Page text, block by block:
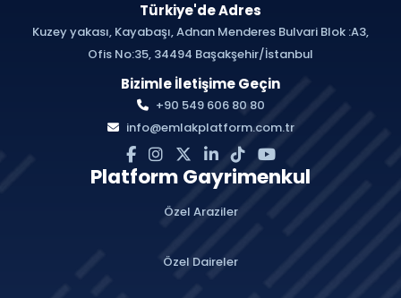
Türkiye'de Adres
Kuzey yakası, Kayabaşı, Adnan Menderes Bulvari Blok :A3,
Ofis No:35, 34494 Başakşehir/İstanbul
Bizimle İletişime Geçin
+90 549 606 80 80
info@emlakplatform.com.tr
Platform Gayrimenkul
Özel Araziler
Özel Daireler